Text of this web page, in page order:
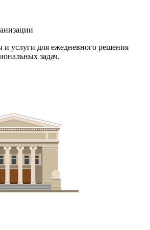
услуги для ежедневного решения
задач.